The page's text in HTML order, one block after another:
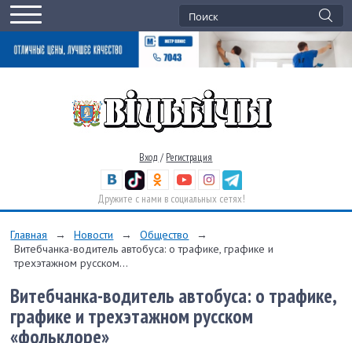
Вход / Регистрация
Дружите с нами в социальных сетях!
Главная → Новости → Общество
→
Витебчанка-водитель автобуса: о трафике, графике и
трехэтажном русском...
Витебчанка-водитель автобуса: о трафике,
графике и трехэтажном русском
«фольклоре»